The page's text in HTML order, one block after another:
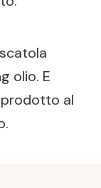
olio. E
al